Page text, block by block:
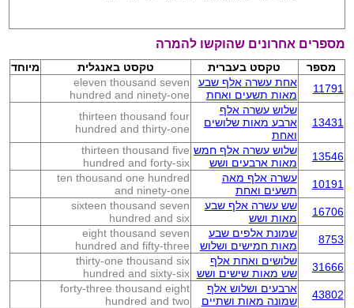
מספרים אחרונים שהוקשו להמרה
מספר טקסט בעברית טקסט באנגלית
מיוחד
11791
אחת עשרה אלף שבע
מאות תשעים ואחת
eleven thousand seven
hundred and ninety-one
13431
שלוש עשרה אלף
ארבע מאות שלושים
ואחת
thirteen thousand four
hundred and thirty-one
13546
שלוש עשרה אלף חמש
מאות ארבעים ושש
thirteen thousand five
hundred and forty-six
10191
עשרה אלף מאה
תשעים ואחת
ten thousand one hundred
and ninety-one
16706
שש עשרה אלף שבע
מאות ושש
sixteen thousand seven
hundred and six
8753
שמונת אלפים שבע
מאות חמישים ושלוש
eight thousand seven
hundred and fifty-three
31666
שלושים ואחת אלף
שש מאות שישים ושש
thirty-one thousand six
hundred and sixty-six
43802
ארבעים ושלוש אלף
שמונה מאות ושתיים
forty-three thousand eight
hundred and two